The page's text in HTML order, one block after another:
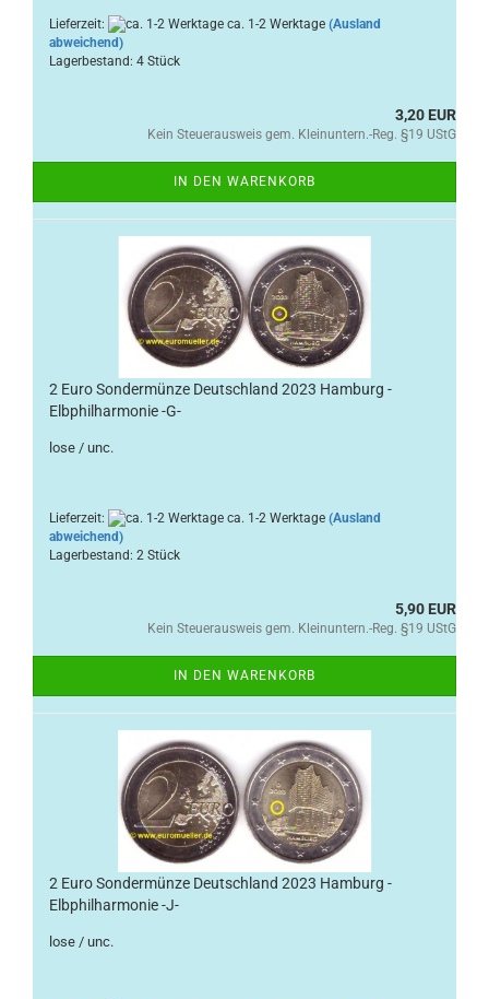
Lieferzeit: ca. 1-2 Werktage (Ausland
abweichend)
Lagerbestand: 4 Stück
3,20 EUR
Kein Steuerausweis gem. Kleinuntern.-Reg. §19 UStG
IN DEN WARENKORB
2 Euro Sondermünze Deutschland 2023 Hamburg -
Elbphilharmonie -G-
lose / unc.
Lieferzeit: ca. 1-2 Werktage (Ausland
abweichend)
Lagerbestand: 2 Stück
5,90 EUR
Kein Steuerausweis gem. Kleinuntern.-Reg. §19 UStG
IN DEN WARENKORB
2 Euro Sondermünze Deutschland 2023 Hamburg -
Elbphilharmonie -J-
lose / unc.